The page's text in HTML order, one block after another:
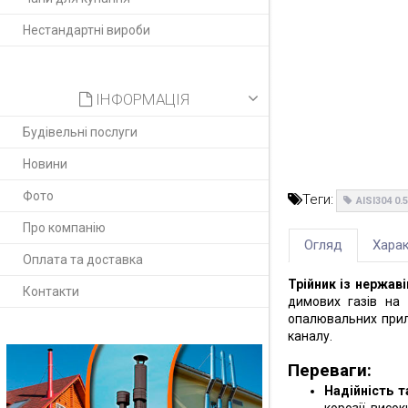
Нестандартні вироби
ІНФОРМАЦІЯ
Будівельні послуги
Новини
Фото
Про компанію
Оплата та доставка
Контакти
Теги: AISI304
Огляд
Трійник із
димових газів
опалювальних
каналу.
Переваги:
Надійність